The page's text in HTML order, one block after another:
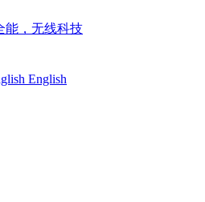
English